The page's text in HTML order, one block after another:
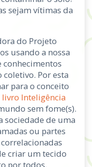
sejam vítimas da
do Projeto
usando a nossa
conhecimentos
Por esta
para o conceito
livro Inteligência
sem fome(s).
sociedade de uma
ou partes
criar um tecido
por todos,